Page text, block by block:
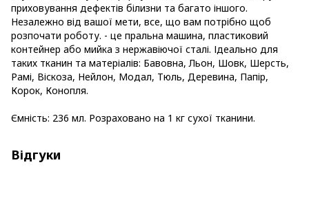
приховування дефектів білизни та багато іншого.
Незалежно від вашої мети, все, що вам потрібно щоб
розпочати роботу. - це пральна машина, пластиковий
контейнер або мийка з нержавіючої сталі. Ідеально для
таких тканин та матеріалів: Бавовна, Льон, Шовк, Шерсть,
Рамі, Віскоза, Нейлон, Модал, Тюль, Деревина, Папір,
Корок, Конопля.
Ємність: 236 мл. Розраховано на 1 кг сухої тканини.
Відгуки